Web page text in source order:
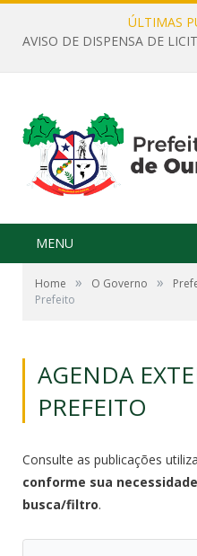
ÚLTIMAS
MENU
Home » O Governo »
Prefeito
AGENDA
PREFEITO
Consulte as publicações
conforme sua necessidade
busca/filtro.